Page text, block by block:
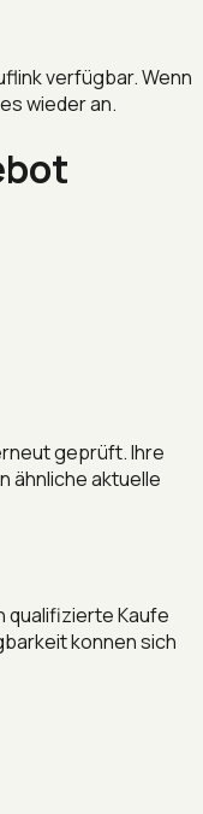
verfügbar. Wenn
wieder an.
geprüft. Ihre
ähnliche aktuelle
qualifizierte Kaufe
konnen sich